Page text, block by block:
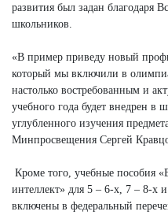
развития был задан благодаря
школьников.
«В пример приведу новый
который мы включили в
настолько востребованным и
учебного года будет внедрен в
углубленного изучения
Минпросвещения Сергей
Кроме того, учебные пособия
интеллект» для 5 – 6-х, 7 – 8-х
включены в федеральный